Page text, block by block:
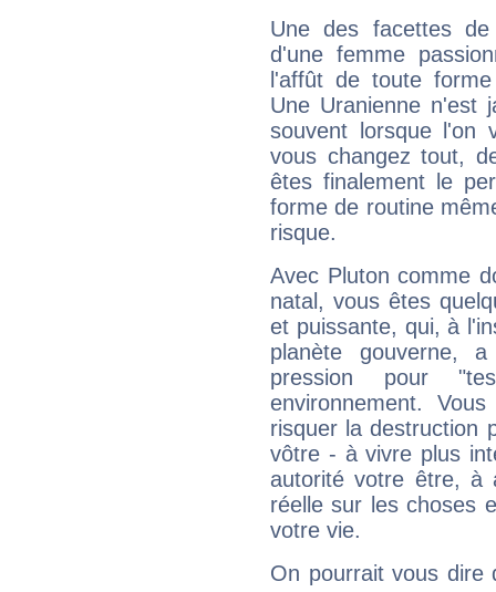
Une des facettes
d'une femme
l'affût de toute
Une Uranienne n'est
souvent lorsque l'on
vous changez tout,
êtes finalement le
forme de routine
risque.
Avec Pluton comme
natal, vous êtes
et puissante, qui, à
planète gouverne,
pression pour
environnement.
risquer la destruction
vôtre - à vivre plus
autorité votre être, à
réelle sur les choses
votre vie.
On pourrait vous dire